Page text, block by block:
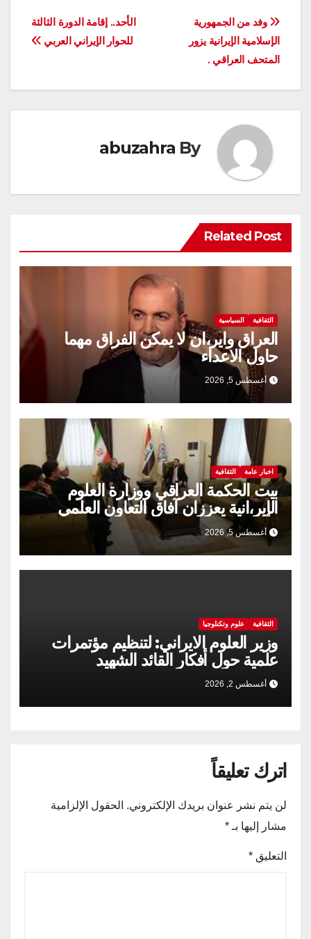
تصفّح
المقالات
الأحد.. إقامة الدورة الثالثة
للحوار الإيراني العربي
وفد من الجمهورية
الإسلامية الإيرانية يزور
المتحف العراقي .
By
abuzahra
Related Post
الثقافية السياسية
العراق واير،ان لا يمكن الفراق مهما
حاول الاعداء
أغسطس 5, 2026
اخبار عامة الثقافية
بيت الحكمة العراقي ووزارة العلوم
الإير،انية يعززان آفاق التعاون العلمي
والثقافي.
أغسطس 5, 2026
الثقافية علوم وتكنلوجيا
وزير العلوم الايراني: لتنظيم مؤتمرات
علمية حول أفكار القائد الشهيد
أغسطس 2, 2026
اترك تعليقاً
لن يتم نشر عنوان بريدك الإلكتروني. الحقول الإلزامية
مشار إليها بـ*
التعليق *